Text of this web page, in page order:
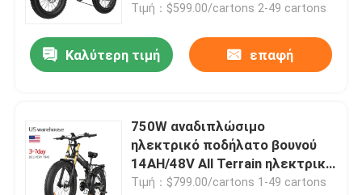
Τιμή：$599.00/cartons 2-49 cartons
Καλύτερη τιμή επαφή
750W αναδιπλώσιμο
ηλεκτρικό ποδήλατο βουνού
14AH/48V All Terrain ηλεκτρικό
λίπος ποδήλατο
Τιμή：$799.00/cartons 1-49 cartons